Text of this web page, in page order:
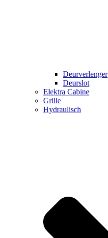
Deurverlenger
Deurslot
Elektra Cabine
Grille
Hydraulisch